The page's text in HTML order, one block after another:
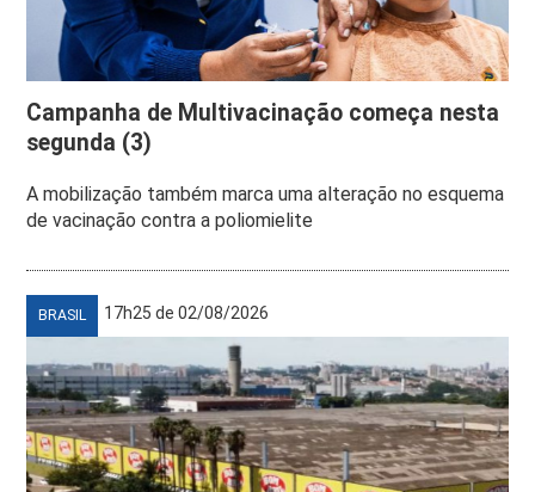
Campanha de Multivacinação começa nesta
segunda (3)
A mobilização também marca uma alteração no esquema
de vacinação contra a poliomielite
BRASIL 17h25 de 02/08/2026